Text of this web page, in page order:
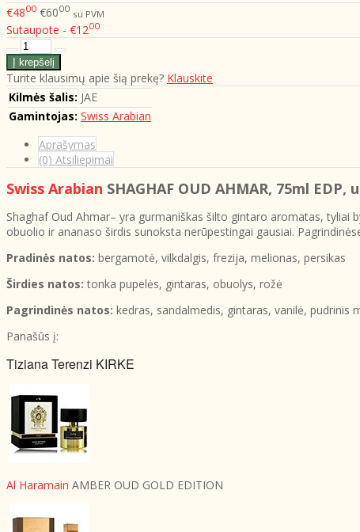
€4800 €6000 su PVM
Sutaupote - €1200
Turite klausimų apie šią prekę? Klauskite
Kilmės šalis: JAE
Gamintojas: Swiss Arabian
Aprašymas
(0) Atsiliepimai
Swiss Arabian SHAGHAF OUD AHMAR, 75ml EDP,
Shaghaf Oud Ahmar– yra gurmaniškas šilto gintaro aromatas,
obuolio ir ananaso širdis sunoksta nerūpestingai gausiai.
Pradinės natos: bergamotė, vilkdalgis, frezija, melionas, persikas
Širdies natos:tonka pupelės, gintaras, obuolys, rožė
Pagrindinės natos: kedras, sandalmedis, gintaras, vanilė, pudrinis
Panašūs į:
Tiziana Terenzi KIRKE
Al Haramain AMBER OUD GOLD EDITION